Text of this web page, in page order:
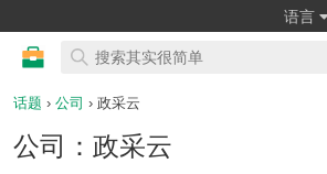
语言
话题 › 公司 › 政采云
公司：政采云